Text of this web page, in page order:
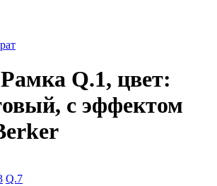
Q.1, цвет:
с эффектом
Q.7